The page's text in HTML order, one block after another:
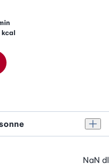
kcal
NaN dl